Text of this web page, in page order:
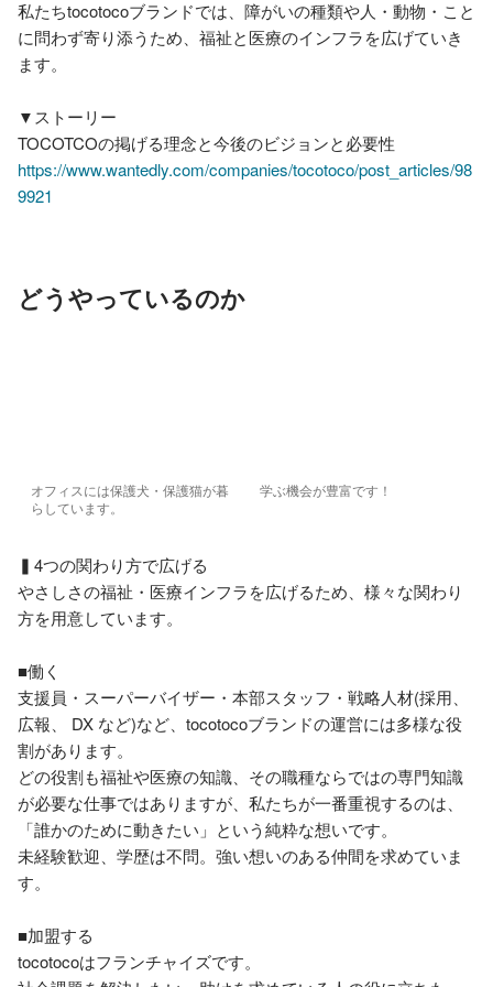
私たちtocotocoブランドでは、障がいの種類や人・動物・こと
に問わず寄り添うため、福祉と医療のインフラを広げていき
ます。
▼ストーリー
https://www.wantedly.com/companies/tocotoco/post_articles/98
9921
どうやっているのか
オフィスには保護犬・保護猫が暮
らしています。
学ぶ機会が豊富です！
▍4つの関わり方で広げる
やさしさの福祉・医療インフラを広げるため、様々な関わり
方を用意しています。
■働く
支援員・スーパーバイザー・本部スタッフ・戦略人材(採用、
広報、 DX など)など、tocotocoブランドの運営には多様な役
割があります。
どの役割も福祉や医療の知識、その職種ならではの専門知識
が必要な仕事ではありますが、私たちが一番重視するのは、
「誰かのために動きたい」という純粋な想いです。
未経験歓迎、学歴は不問。強い想いのある仲間を求めていま
す。
■加盟する
tocotocoはフランチャイズです。